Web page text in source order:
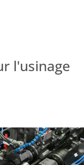
l'usinage